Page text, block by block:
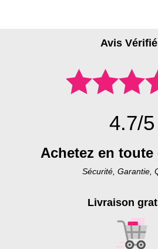
Avis
4.7/5
Achetez en
Sécurité, Garantie,
Livraison